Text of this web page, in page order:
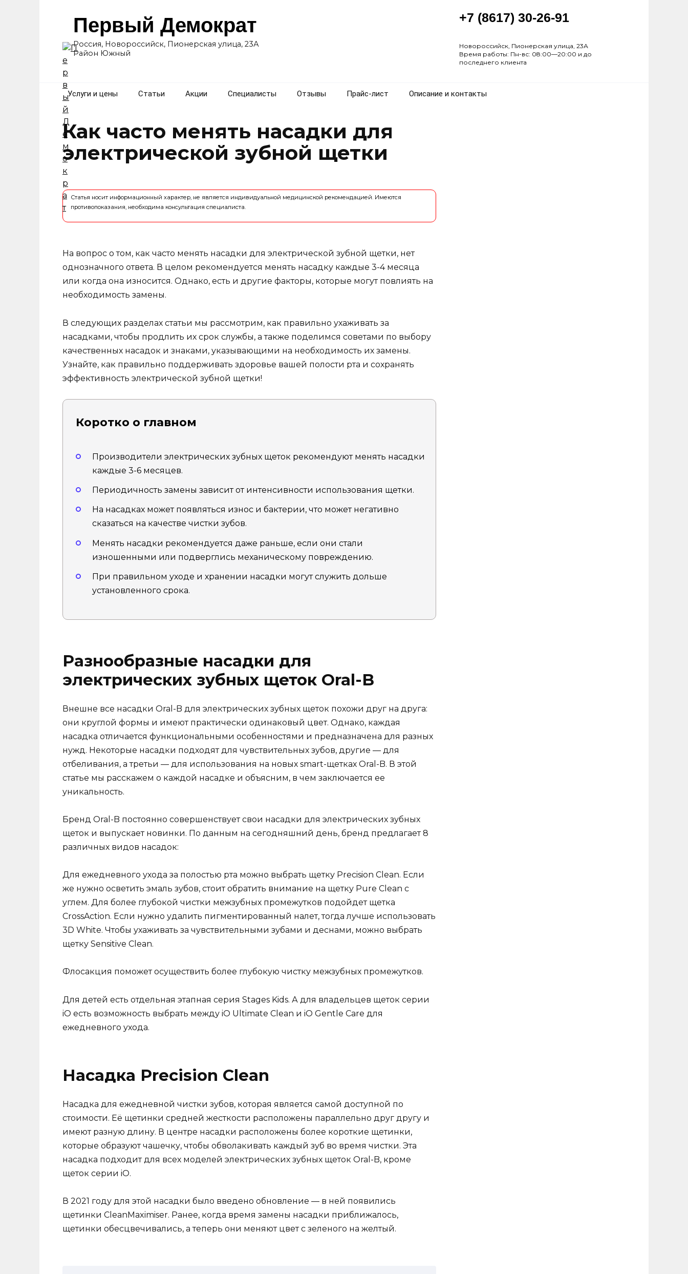
Первый Демократ
Россия, Новороссийск, Пионерская улица, 23А
Район Южный
+7 (8617) 30-26-91
Новороссийск, Пионерская улица, 23А
Время работы: Пн-вс: 08:00—20:00 и до
последнего клиента
Услуги и цены Статьи Акции Специалисты Отзывы Прайс-лист Описание и контакты
Как часто менять насадки для
электрической зубной щетки
Статья носит информационный характер, не является индивидуальной медицинской рекомендацией. Имеются
противопоказания, необходима консультация специалиста.
На вопрос о том, как часто менять насадки для электрической зубной щетки, нет
однозначного ответа. В целом рекомендуется менять насадку каждые 3-4 месяца
или когда она износится. Однако, есть и другие факторы, которые могут повлиять на
необходимость замены.
В следующих разделах статьи мы рассмотрим, как правильно ухаживать за
насадками, чтобы продлить их срок службы, а также поделимся советами по выбору
качественных насадок и знаками, указывающими на необходимость их замены.
Узнайте, как правильно поддерживать здоровье вашей полости рта и сохранять
эффективность электрической зубной щетки!
Коротко о главном
Производители электрических зубных щеток рекомендуют менять насадки
каждые 3-6 месяцев.
Периодичность замены зависит от интенсивности использования щетки.
На насадках может появляться износ и бактерии, что может негативно
сказаться на качестве чистки зубов.
Менять насадки рекомендуется даже раньше, если они стали
изношенными или подверглись механическому повреждению.
При правильном уходе и хранении насадки могут служить дольше
установленного срока.
Разнообразные насадки для
электрических зубных щеток Oral-B
Внешне все насадки Oral-B для электрических зубных щеток похожи друг на друга:
они круглой формы и имеют практически одинаковый цвет. Однако, каждая
насадка отличается функциональными особенностями и предназначена для разных
нужд. Некоторые насадки подходят для чувствительных зубов, другие — для
отбеливания, а третьи — для использования на новых smart-щетках Oral-B. В этой
статье мы расскажем о каждой насадке и объясним, в чем заключается ее
уникальность.
Бренд Oral-B постоянно совершенствует свои насадки для электрических зубных
щеток и выпускает новинки. По данным на сегодняшний день, бренд предлагает 8
различных видов насадок:
Для ежедневного ухода за полостью рта можно выбрать щетку Precision Clean. Если
же нужно осветить эмаль зубов, стоит обратить внимание на щетку Pure Clean с
углем. Для более глубокой чистки межзубных промежутков подойдет щетка
CrossAction. Если нужно удалить пигментированный налет, тогда лучше использовать
3D White. Чтобы ухаживать за чувствительными зубами и деснами, можно выбрать
щетку Sensitive Clean.
Флосакция поможет осуществить более глубокую чистку межзубных промежутков.
Для детей есть отдельная этапная серия Stages Kids. А для владельцев щеток серии
iO есть возможность выбрать между iO Ultimate Clean и iO Gentle Care для
ежедневного ухода.
Насадка Precision Clean
Насадка для ежедневной чистки зубов, которая является самой доступной по
стоимости. Её щетинки средней жесткости расположены параллельно друг другу и
имеют разную длину. В центре насадки расположены более короткие щетинки,
которые образуют чашечку, чтобы обволакивать каждый зуб во время чистки. Эта
насадка подходит для всех моделей электрических зубных щеток Oral-B, кроме
щеток серии iO.
В 2021 году для этой насадки было введено обновление — в ней появились
щетинки CleanMaximiser. Ранее, когда время замены насадки приближалось,
щетинки обесцвечивались, а теперь они меняют цвет с зеленого на желтый.